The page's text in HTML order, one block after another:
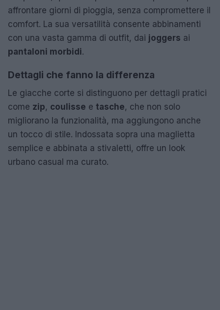
affrontare giorni di pioggia, senza compromettere il
comfort. La sua versatilità consente abbinamenti
con una vasta gamma di outfit, dai joggers ai
pantaloni morbidi.
Dettagli che fanno la differenza
Le giacche corte si distinguono per dettagli pratici
come zip, coulisse e tasche, che non solo
migliorano la funzionalità, ma aggiungono anche
un tocco di stile. Indossata sopra una maglietta
semplice e abbinata a stivaletti, offre un look
urbano casual ma curato.